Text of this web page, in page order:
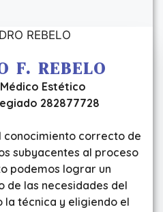
REGENERATIVA
F. REBELO
Estético
282877728
conocimiento correcto de
subyacentes al proceso
podemos lograr un
de las necesidades del
la técnica y eligiendo el